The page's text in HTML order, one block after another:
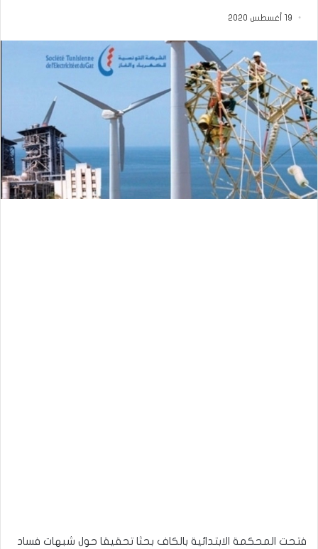
19 أغسطس 2020
فتحت المحكمة الابتدائية بالكاف بحثا تحقيقا حول شبهات فساد